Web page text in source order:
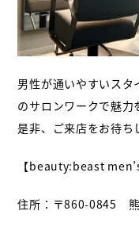
男性が通いやすいスタ
のサロンワークで魅力
是非、ご来店をお待ち
【beauty:beast
住所：〒860-0845 熊